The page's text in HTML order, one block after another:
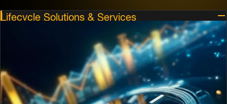
Lifecycle Solutions & Services